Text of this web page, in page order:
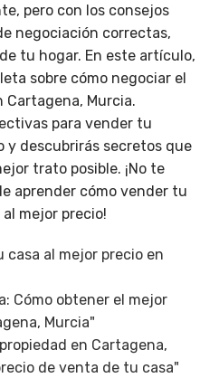
pero con los consejos
negociación correctas,
tu hogar. En este artículo,
sobre cómo negociar el
Cartagena, Murcia.
para vender tu
y descubrirás secretos que
trato posible. ¡No te
aprender cómo vender tu
mejor precio!
casa al mejor precio en
Cómo obtener el mejor
Murcia"
en Cartagena,
de venta de tu casa"